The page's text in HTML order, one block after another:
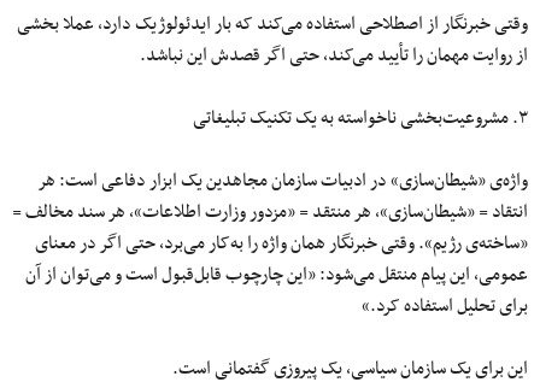
وقتی خبرنگار از اصطلاحی استفاده می‌کند که بار ایدئولوژیک دارد، عملا بخشی
از روایت مهمان را تأیید می‌کند، حتی اگر قصدش این نباشد.
۳. مشروعیت‌بخشی ناخواسته به یک تکنیک تبلیغاتی
واژه‌ی «شیطان‌سازی» در ادبیات سازمان مجاهدین یک ابزار دفاعی است: هر
انتقاد = «شیطان‌سازی»، هر منتقد = «مزدور وزارت اطلاعات»، هر سند مخالف =
«ساخته‌ی رژیم». وقتی خبرنگار همان واژه را به‌کار می‌برد، حتی اگر در معنای
عمومی، این پیام منتقل می‌شود: «این چارچوب قابل‌قبول است و می‌توان از آن
برای تحلیل استفاده کرد.»
این برای یک سازمان سیاسی، یک پیروزی گفتمانی است.